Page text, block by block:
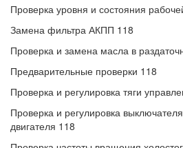
Проверка уровня и состояния
Замена фильтра АКПП 118
Проверка и замена масла в
Предварительные проверки 118
Проверка и регулировка тяги
Проверка и регулировка
двигателя 118